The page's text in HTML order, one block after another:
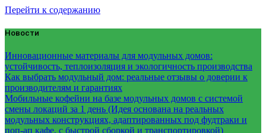
Перейти к содержанию
Новости
Инновационные материалы для модульных домов:
устойчивость, теплоизоляция и экологичность производства
Как выбрать модульный дом: реальные отзывы о доверии к
производителям и гарантиях
Мобильные кофейни на базе модульных домов с системой
смены локаций за 1 день (Идея основана на реальных
модульных конструкциях, адаптированных под фудтраки и
поп-ап кафе, с быстрой сборкой и транспортировкой)